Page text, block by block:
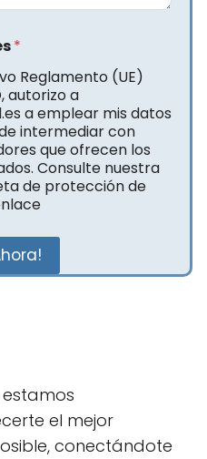
*
Reglamento (UE)
autorizo a
a emplear mis datos
intermediar con
que ofrecen los
Consulte nuestra
de protección de
estamos
el mejor
conectándote